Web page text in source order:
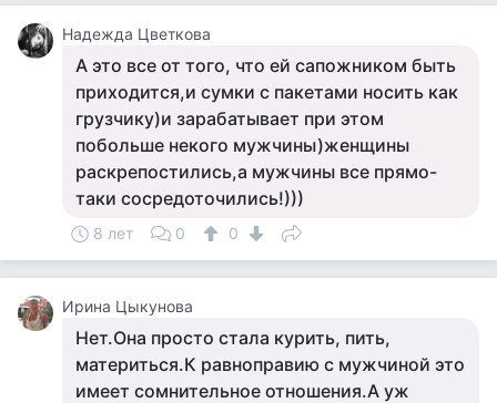
Надежда Цветкова
А это все от того, что ей сапожником быть
приходится,и сумки с пакетами носить как
грузчику)и зарабатывает при этом
побольше некого мужчины)женщины
раскрепостились,а мужчины все прямо-
таки сосредоточились!)))
8 лет 0 0
Ирина Цыкунова
Нет.Она просто стала курить, пить,
материться.К равноправию с мужчиной это
имеет сомнительное отношения.А уж